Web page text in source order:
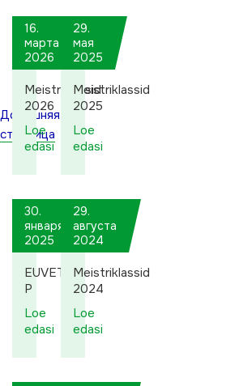
Домашняя
страница
16.
марта
2026
Meistriklassid
2026
Loe
edasi
29.
мая
2025
Meistriklassid
2025
Loe
edasi
30.
января
2025
EUVET-
P
Loe
edasi
29.
августа
2024
Meistriklassid
2024
Loe
edasi